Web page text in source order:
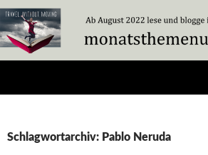
Zum
Inhalt
springen
Schlagwortarchiv: Pablo Neruda